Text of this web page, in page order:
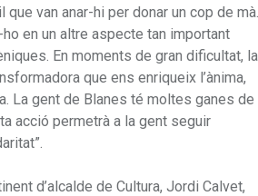
van anar-hi per donar un cop de mà.
en un altre aspecte tan important
En moments de gran dificultat, la
que ens enriqueix l’ànima,
La gent de Blanes té moltes ganes de
acció permetrà a la gent seguir
d’alcalde de Cultura, Jordi Calvet,